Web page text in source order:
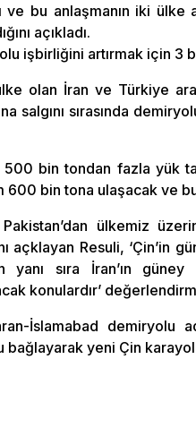
ve bu anlaşmanın iki
açıkladı.
işbirliğini artırmak için 3
olan İran ve Türkiye
salgını sırasında
bin tondan fazla yük
600 bin tona ulaşacak ve
ülkemiz
açklayan Resuli, ‘Çin’in
yanı sıra İran’ın güney
konulardır’
İslamabad
bağlayarak yeni Çin